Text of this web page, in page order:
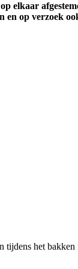
elkaar
op verzoek
het bakken